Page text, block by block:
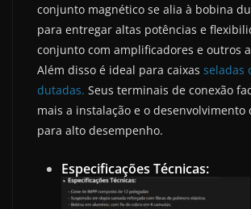
conjunto magnético se alia à bobina
para entregar altas potências e
conjunto com amplificadores e outros
Além disso é ideal para caixas seladas
dutadas. Seus terminais de conexão
mais a instalação e o desenvolvimento
para alto desempenho.
Especificações Técnicas: